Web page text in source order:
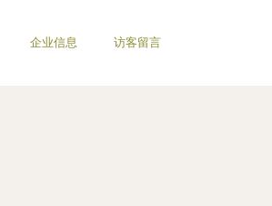
企业信息 访客留言